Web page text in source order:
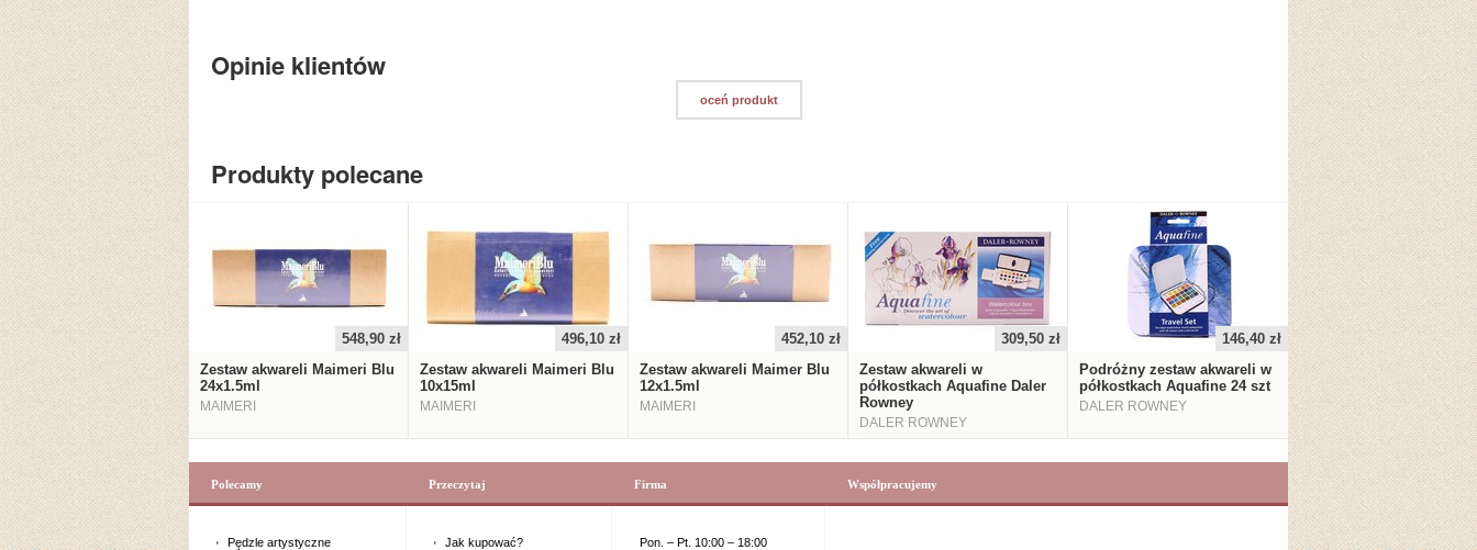
Opinie klientów
oceń produkt
Produkty polecane
548,90 zł
Zestaw akwareli Maimeri Blu
24x1.5ml
MAIMERI
496,10 zł
Zestaw akwareli Maimeri Blu
10x15ml
MAIMERI
452,10 zł
Zestaw akwareli Maimer Blu
12x1.5ml
MAIMERI
309,50 zł
Zestaw akwareli w
półkostkach Aquafine Daler
Rowney
DALER ROWNEY
146,40 zł
Podróżny zestaw akwareli w
półkostkach Aquafine 24 szt
DALER ROWNEY
Polecamy
Pędzle artystyczne
Przeczytaj
Jak kupować?
Firma
Pon. – Pt. 10:00 – 18:00
Współpracujemy